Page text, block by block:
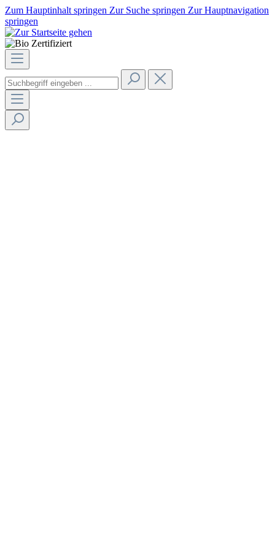
Zum Hauptinhalt springen Zur Suche springen Zur Hauptnavigation
springen